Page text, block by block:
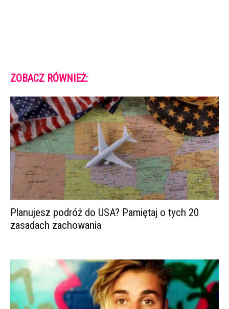
ZOBACZ RÓWNIEŻ:
Planujesz podróż do USA? Pamiętaj o tych 20
zasadach zachowania